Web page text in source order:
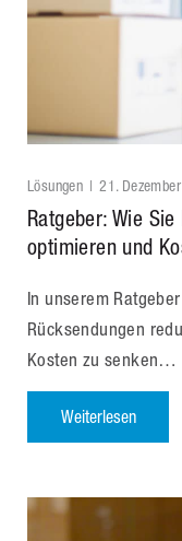
Ratgeber: Wie
optimieren und
Lösungen 21.
In unserem
Rücksendungen
Kosten zu senken…
Weiterlesen